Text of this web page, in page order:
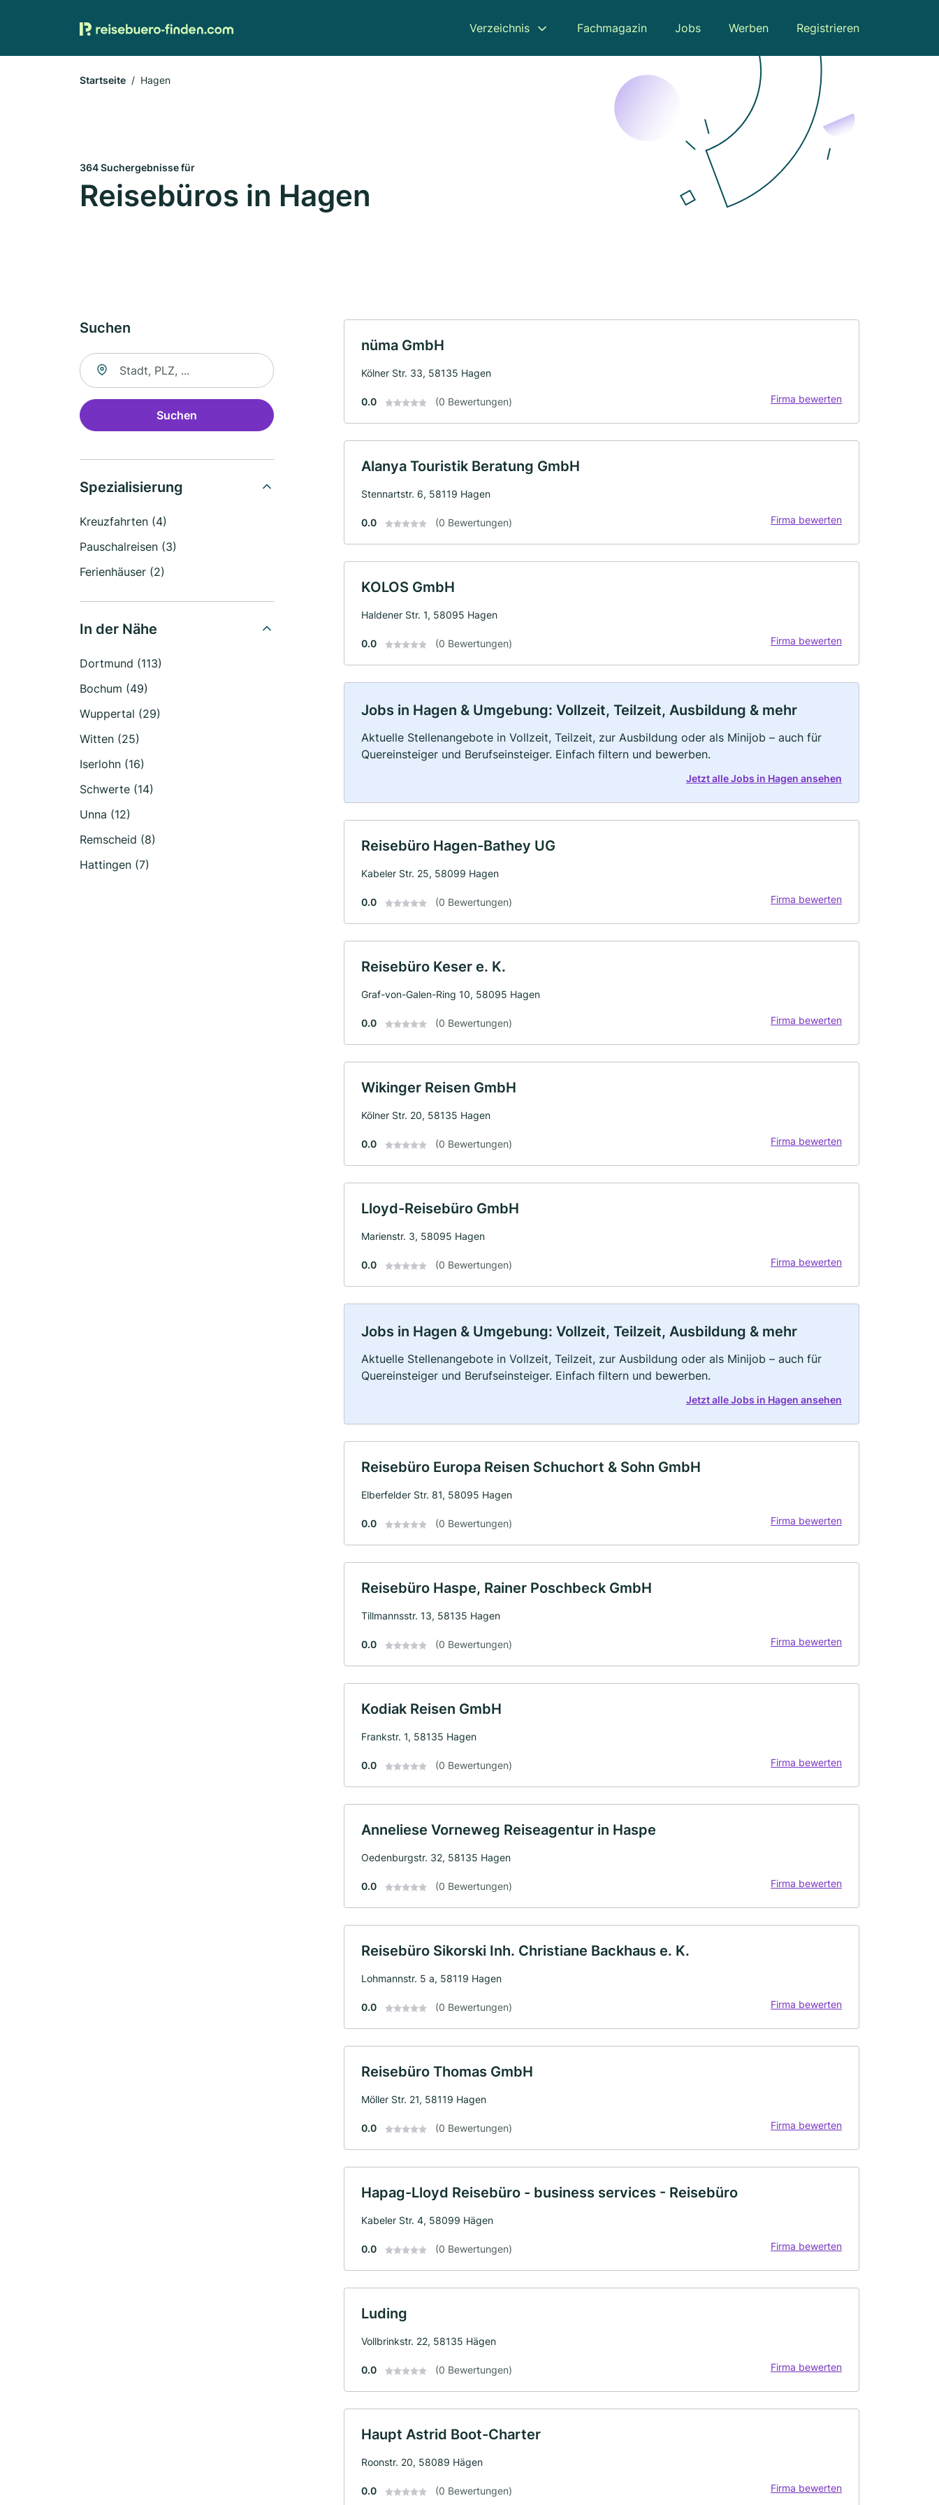
Verzeichnis Fachmagazin Jobs Werben Registrieren
Startseite Hagen
364 Suchergebnisse für
Reisebüros in Hagen
Suchen
Suche nach Ort
Suchen
Spezialisierung
Kreuzfahrten (4)
Pauschalreisen (3)
Ferienhäuser (2)
In der Nähe
Dortmund (113)
Bochum (49)
Wuppertal (29)
Witten (25)
Iserlohn (16)
Schwerte (14)
Unna (12)
Remscheid (8)
Hattingen (7)
nüma GmbH
Kölner Str. 33, 58135 Hagen
0.0 (0 Bewertungen) Firma bewerten
Alanya Touristik Beratung GmbH
Stennartstr. 6, 58119 Hagen
0.0 (0 Bewertungen) Firma bewerten
KOLOS GmbH
Haldener Str. 1, 58095 Hagen
0.0 (0 Bewertungen) Firma bewerten
Jobs in Hagen & Umgebung: Vollzeit, Teilzeit, Ausbildung & mehr
Aktuelle Stellenangebote in Vollzeit, Teilzeit, zur Ausbildung oder als Minijob – auch für
Quereinsteiger und Berufseinsteiger. Einfach filtern und bewerben.
Jetzt alle Jobs in Hagen ansehen
Reisebüro Hagen-Bathey UG
Kabeler Str. 25, 58099 Hagen
0.0 (0 Bewertungen) Firma bewerten
Reisebüro Keser e. K.
Graf-von-Galen-Ring 10, 58095 Hagen
0.0 (0 Bewertungen) Firma bewerten
Wikinger Reisen GmbH
Kölner Str. 20, 58135 Hagen
0.0 (0 Bewertungen) Firma bewerten
Lloyd-Reisebüro GmbH
Marienstr. 3, 58095 Hagen
0.0 (0 Bewertungen) Firma bewerten
Jobs in Hagen & Umgebung: Vollzeit, Teilzeit, Ausbildung & mehr
Aktuelle Stellenangebote in Vollzeit, Teilzeit, zur Ausbildung oder als Minijob – auch für
Quereinsteiger und Berufseinsteiger. Einfach filtern und bewerben.
Jetzt alle Jobs in Hagen ansehen
Reisebüro Europa Reisen Schuchort & Sohn GmbH
Elberfelder Str. 81, 58095 Hagen
0.0 (0 Bewertungen) Firma bewerten
Reisebüro Haspe, Rainer Poschbeck GmbH
Tillmannsstr. 13, 58135 Hagen
0.0 (0 Bewertungen) Firma bewerten
Kodiak Reisen GmbH
Frankstr. 1, 58135 Hagen
0.0 (0 Bewertungen) Firma bewerten
Anneliese Vorneweg Reiseagentur in Haspe
Oedenburgstr. 32, 58135 Hagen
0.0 (0 Bewertungen) Firma bewerten
Reisebüro Sikorski Inh. Christiane Backhaus e. K.
Lohmannstr. 5 a, 58119 Hagen
0.0 (0 Bewertungen) Firma bewerten
Reisebüro Thomas GmbH
Möller Str. 21, 58119 Hagen
0.0 (0 Bewertungen) Firma bewerten
Hapag-Lloyd Reisebüro - business services - Reisebüro
Kabeler Str. 4, 58099 Hägen
0.0 (0 Bewertungen) Firma bewerten
Luding
Vollbrinkstr. 22, 58135 Hägen
0.0 (0 Bewertungen) Firma bewerten
Haupt Astrid Boot-Charter
Roonstr. 20, 58089 Hägen
0.0 (0 Bewertungen) Firma bewerten